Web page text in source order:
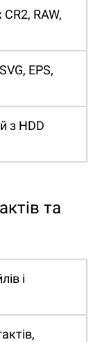
RAW,
EPS,
з HDD
та
і